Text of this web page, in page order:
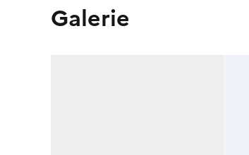
Galerie